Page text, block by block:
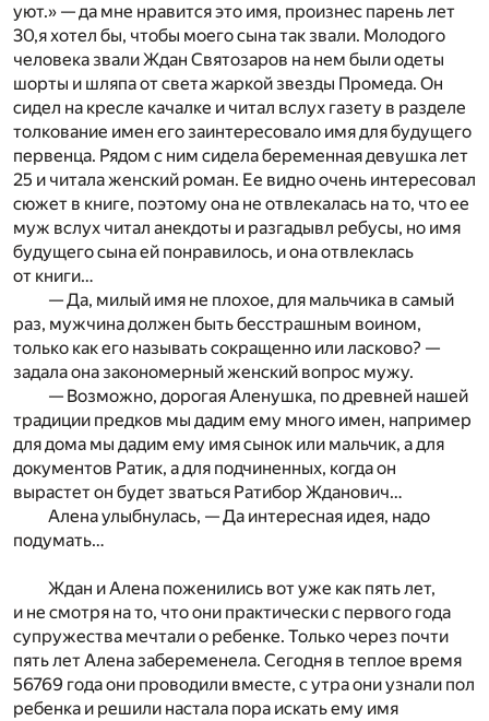
уют.» — да мне нравится это имя, произнес парень лет
30,я хотел бы, чтобы моего сына так звали. Молодого
человека звали Ждан Святозаров на нем были одеты
шорты и шляпа от света жаркой звезды Промеда. Он
сидел на кресле качалке и читал вслух газету в разделе
толкование имен его заинтересовало имя для будущего
первенца. Рядом с ним сидела беременная девушка лет
25 и читала женский роман. Ее видно очень интересовал
сюжет в книге, поэтому она не отвлекалась на то, что ее
муж вслух читал анекдоты и разгадывл ребусы, но имя
будущего сына ей понравилось, и она отвлеклась
от книги…
— Да, милый имя не плохое, для мальчика в самый
раз, мужчина должен быть бесстрашным воином,
только как его называть сокращенно или ласково? —
задала она закономерный женский вопрос мужу.
— Возможно, дорогая Аленушка, по древней нашей
традиции предков мы дадим ему много имен, например
для дома мы дадим ему имя сынок или мальчик, а для
документов Ратик, а для подчиненных, когда он
вырастет он будет зваться Ратибор Жданович…
Алена улыбнулась, — Да интересная идея, надо
подумать…
Ждан и Алена поженились вот уже как пять лет,
и не смотря на то, что они практически с первого года
супружества мечтали о ребенке. Только через почти
пять лет Алена забеременела. Сегодня в теплое время
56769 года они проводили вместе, с утра они узнали пол
ребенка и решили настала пора искать ему имя